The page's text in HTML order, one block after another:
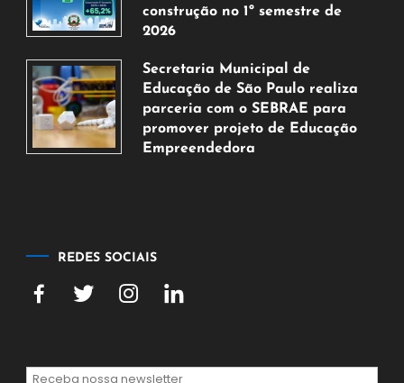
2026
construção no 1º semestre de
2026
de
agosto
de
2026
Secretaria Municipal de
Educação de São Paulo realiza
parceria com o SEBRAE para
promover projeto de Educação
Empreendedora
2026
REDES SOCIAIS